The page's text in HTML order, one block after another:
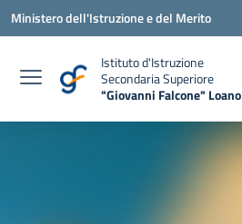
Vai ai contenuti
Vai al menu di navigazione
Vai al footer
Ministero dell'Istruzione e del Merito
Istituto d'Istruzione
Secondaria Superiore
"Giovanni Falcone" Loano